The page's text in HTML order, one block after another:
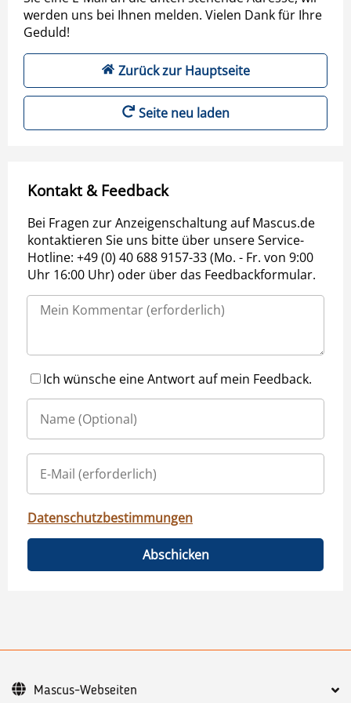
werden uns bei Ihnen melden. Vielen Dank für Ihre
Geduld!
Zurück zur Hauptseite
Seite neu laden
Kontakt & Feedback
Bei Fragen zur Anzeigenschaltung auf Mascus.de
kontaktieren Sie uns bitte über unsere Service-
Hotline: +49 (0) 40 688 9157-33 (Mo. - Fr. von 9:00
Uhr 16:00 Uhr) oder über das Feedbackformular.
Ich wünsche eine Antwort auf mein Feedback.
Datenschutzbestimmungen
Abschicken
Mascus-Webseiten